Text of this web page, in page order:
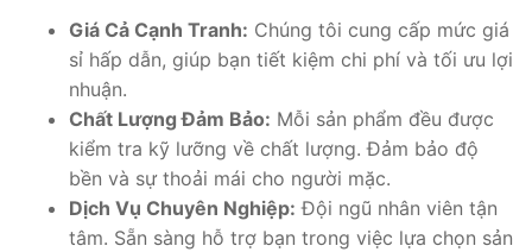
Giá Cả Cạnh Tranh: Chúng tôi cung cấp mức giá
sỉ hấp dẫn, giúp bạn tiết kiệm chi phí và tối ưu lợi
nhuận.
Chất Lượng Đảm Bảo: Mỗi sản phẩm đều được
kiểm tra kỹ lưỡng về chất lượng. Đảm bảo độ
bền và sự thoải mái cho người mặc.
Dịch Vụ Chuyên Nghiệp: Đội ngũ nhân viên tận
tâm. Sẵn sàng hỗ trợ bạn trong việc lựa chọn sản